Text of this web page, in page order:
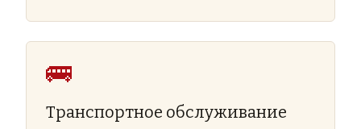
🚌
Транспортное обслуживание